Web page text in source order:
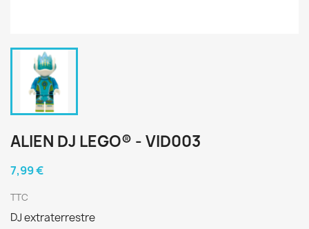
ALIEN DJ LEGO® - VID003
7,99 €
TTC
DJ extraterrestre